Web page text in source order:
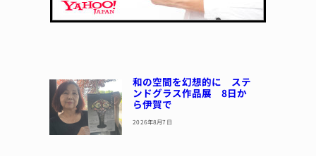
和の空間を幻想的に ステ
ンドグラス作品展 8日か
ら伊賀で
2026年8月7日